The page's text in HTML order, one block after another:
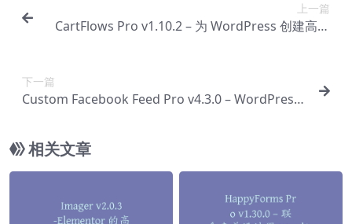
上一篇
CartFlows Pro v1.10.2 – 为 WordPress 创建高转
下一篇
Custom Facebook Feed Pro v4.3.0 – WordPress
相关文章